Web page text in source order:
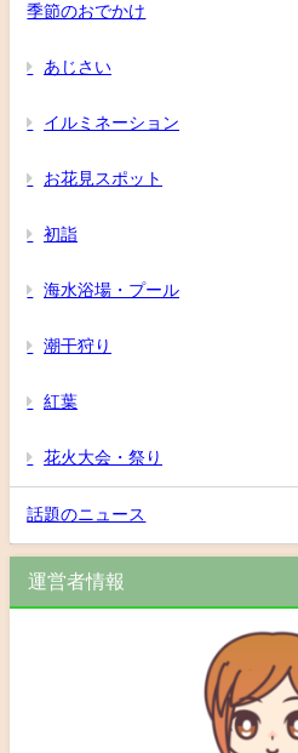
季節のおでかけ
あじさい
イルミネーション
お花見スポット
初詣
海水浴場・プール
潮干狩り
紅葉
花火大会・祭り
話題のニュース
運営者情報